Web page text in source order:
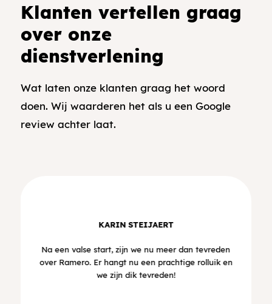
Klanten vertellen graag
over onze
dienstverlening
Wat laten onze klanten graag het woord
doen. Wij waarderen het als u een Google
review achter laat.
KARIN STEIJAERT
Na een valse start, zijn we nu meer dan tevreden
over Ramero. Er hangt nu een prachtige rolluik en
we zijn dik tevreden!